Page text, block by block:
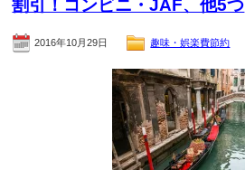
割引！コンビニ・JAF、他5つ
2016年10月29日 趣味・娯楽費節約